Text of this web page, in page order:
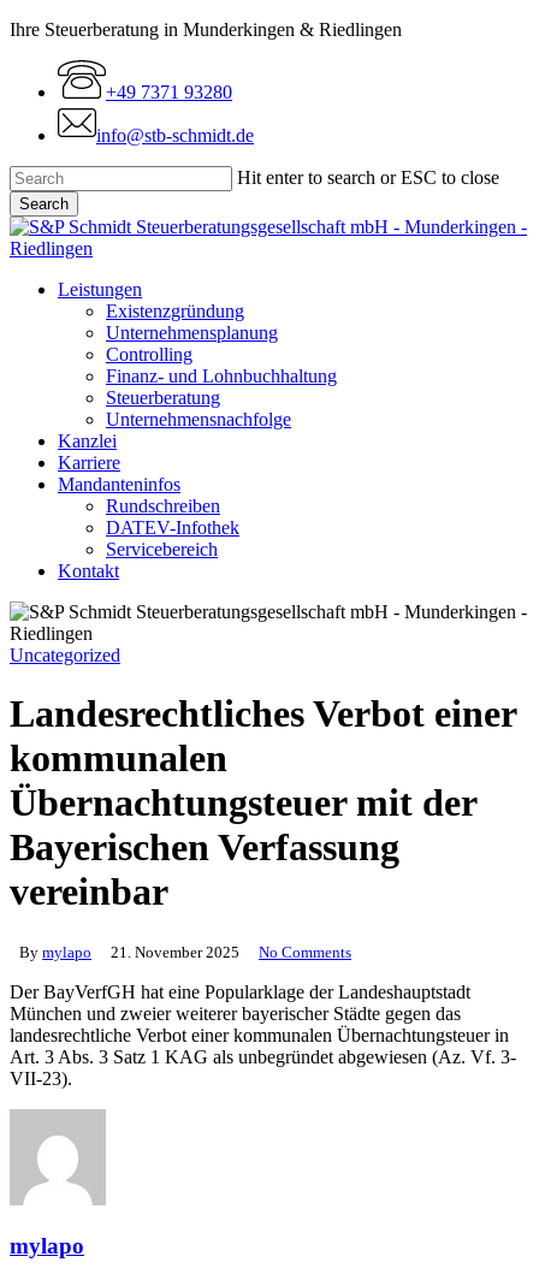
Skip
content
Ihre Steuerberatung in Munderkingen & Riedlingen
+49 7371 93280
info@stb-schmidt.de
Hit enter to search or ESC to close
Search
Close
Search
Menu
Leistungen
Existenzgründung
Unternehmensplanung
Controlling
Finanz- und Lohnbuchhaltung
Steuerberatung
Unternehmensnachfolge
Kanzlei
Karriere
Mandanteninfos
Rundschreiben
DATEV-Infothek
Servicebereich
Kontakt
Uncategorized
Landesrechtliches Verbot einer
kommunalen
Übernachtungsteuer mit der
Bayerischen Verfassung
vereinbar
By mylapo 21. November 2025 No Comments
Der BayVerfGH hat eine Popularklage der Landeshauptstadt
München und zweier weiterer bayerischer Städte gegen das
landesrechtliche Verbot einer kommunalen Übernachtungsteuer in
Art. 3 Abs. 3 Satz 1 KAG als unbegründet abgewiesen (Az. Vf. 3-
VII-23).
mylapo